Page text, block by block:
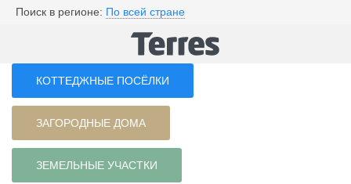
Поиск в регионе: По всей стране
КОТТЕДЖНЫЕ ПОСЁЛКИ
ЗАГОРОДНЫЕ ДОМА
ЗЕМЕЛЬНЫЕ УЧАСТКИ